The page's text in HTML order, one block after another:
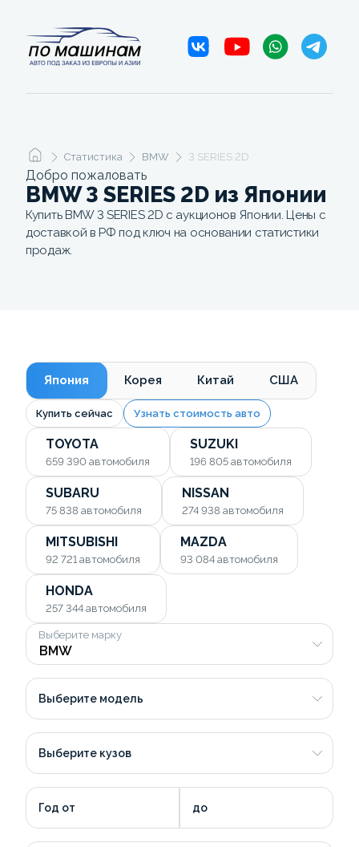
Статистика BMW 3 SERIES 2D
Добро пожаловать
BMW 3 SERIES 2D из Японии
Купить BMW 3 SERIES 2D с аукционов Японии. Цены с
доставкой в РФ под ключ на основании статистики
продаж.
Япония Корея Китай США
Купить сейчас Узнать стоимость авто
TOYOTA
659 390 автомобиля
SUZUKI
196 805 автомобиля
SUBARU
75 838 автомобиля
NISSAN
274 938 автомобиля
MITSUBISHI
92 721 автомобиля
MAZDA
93 084 автомобиля
HONDA
257 344 автомобиля
Выберите марку
Выберите модель
Выберите кузов
Год от до